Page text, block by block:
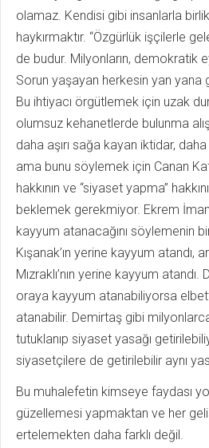
olamaz. Kendisi gibi insanlarla
haykırmaktır. “Özgürlük işçilerle
de budur. Milyonların, demokratik
Sorun yaşayan herkesin yan yana
Bu ihtiyacı örgütlemek için uzak
olumsuz kehanetlerde bulunma
daha aşırı sağa kayan iktidar,
ama bunu söylemek için Canan
hakkının ve “siyaset yapma”
beklemek gerekmiyor. Ekrem
kayyum atanacağını söylemenin
Kışanak’ın yerine kayyum atandı,
Mızraklı’nın yerine kayyum
oraya kayyum atanabiliyorsa
atanabilir. Demirtaş gibi
tutuklanıp siyaset yasağı
siyasetçilere de getirilebilir aynı
Bu muhalefetin kimseye faydası
güzellemesi yapmaktan ve her
ertelemekten daha farklı değil.